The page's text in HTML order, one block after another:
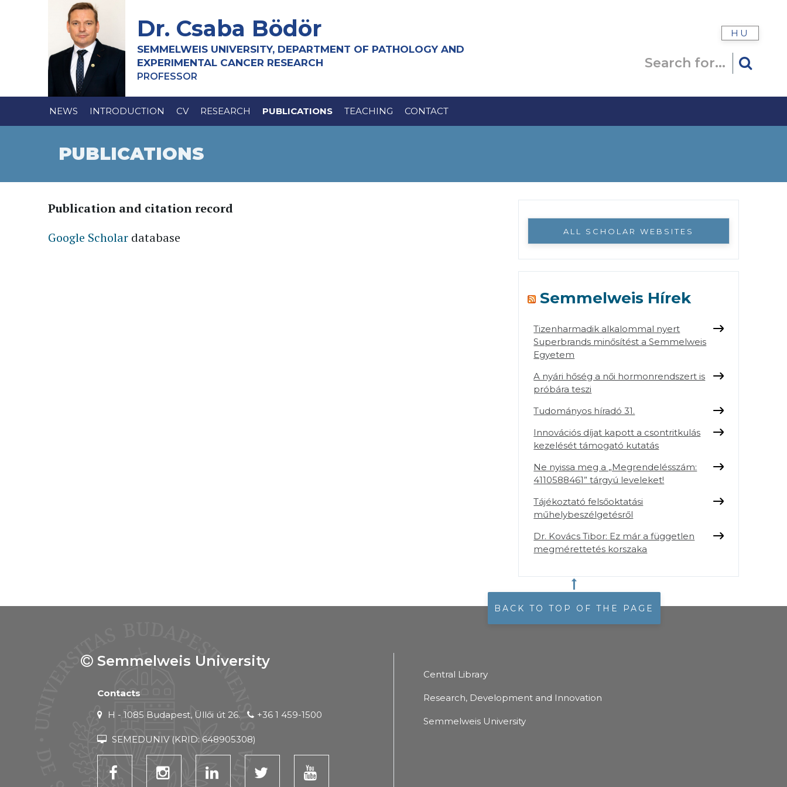
Dr. Csaba Bödör
SEMMELWEIS UNIVERSITY, DEPARTMENT OF PATHOLOGY AND
EXPERIMENTAL CANCER RESEARCH
PROFESSOR
HU
NEWS INTRODUCTION CV RESEARCH PUBLICATIONS TEACHING CONTACT
PUBLICATIONS
Publication and citation record
Google Scholar database ALL SCHOLAR WEBSITES
Semmelweis Hírek
Tizenharmadik alkalommal nyert
Superbrands minősítést a Semmelweis
Egyetem
A nyári hőség a női hormonrendszert is
próbára teszi
Tudományos híradó 31.
Innovációs díjat kapott a csontritkulás
kezelését támogató kutatás
Ne nyissa meg a „Megrendelésszám:
4110588461” tárgyú leveleket!
Tájékoztató felsőoktatási
műhelybeszélgetésről
Dr. Kovács Tibor: Ez már a független
megmérettetés korszaka
BACK TO TOP OF THE PAGE
Semmelweis University
Contacts
H - 1085 Budapest, Üllői út 26.
+36 1 459-1500
SEMEDUNIV (KRID: 648905308)
Central Library
Research, Development and Innovation
Semmelweis University